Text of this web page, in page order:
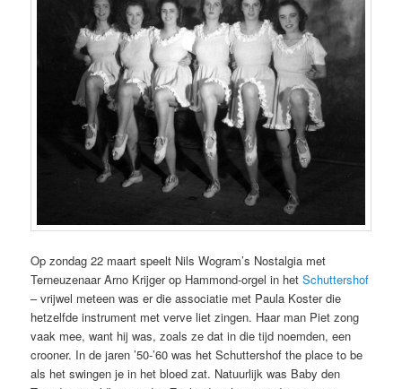
Op zondag 22 maart speelt Nils Wogram’s Nostalgia met
Terneuzenaar Arno Krijger op Hammond-orgel in hetSchuttershof
– vrijwel meteen was er die associatie met Paula Koster die
hetzelfde instrument met verve liet zingen. Haar man Piet zong
vaak mee, want hij was, zoals ze dat in die tijd noemden, een
crooner. In de jaren ’50-’60 was het Schuttershof the place to be
als het swingen je in het bloed zat. Natuurlijk was Baby den